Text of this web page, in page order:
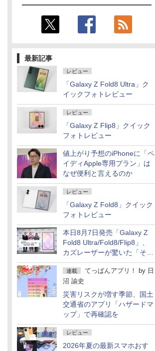
最新記事
レビュー
「Galaxy Z Fold8 Ultra」ク
イックフォトレビュー
レビュー
「Galaxy Z Flip8」クイック
フォトレビュー
値上がり予想のiPhoneに「ペ
イディApple専用プラン」は
なぜ便利と言えるのか
レビュー
「Galaxy Z Fold8」クイック
フォトレビュー
本日8月7日発売「Galaxy Z
Fold8 Ultra/Fold8/Flip8」、
カズレーザーが驚いた「そば
屋のメニュー並みの薄さ」
連載 てっぱんアプリ！ by 日
沼 諭史
災害リスクが増す季節、国土
交通省のアプリ「ハザードマ
ップ」で再確認を
レビュー
2026年夏の最新スマホおす